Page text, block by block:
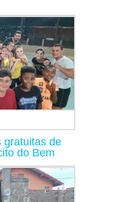
gratuitas de
do Bem